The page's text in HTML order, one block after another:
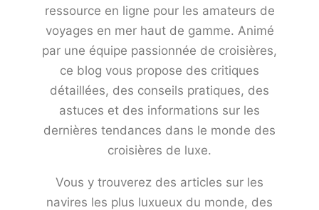
ressource en ligne pour les amateurs de
voyages en mer haut de gamme. Animé
par une équipe passionnée de croisières,
ce blog vous propose des critiques
détaillées, des conseils pratiques, des
astuces et des informations sur les
dernières tendances dans le monde des
croisières de luxe.
Vous y trouverez des articles sur les
navires les plus luxueux du monde, des